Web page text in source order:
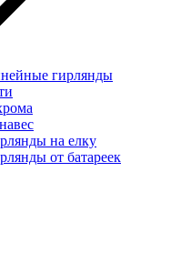
гирлянды
на елку
от батареек